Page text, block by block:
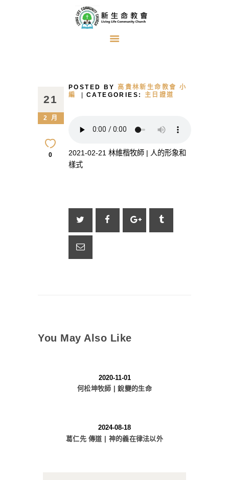
牧者的話
主日證道
浸禮見證
21
2 月
0
POSTED BY 高貴林新生命教會 小
編
CATEGORIES: 主日證道
2021-02-21 林維楷牧師 | 人的形象和
樣式
You May Also Like
2020-11-01
何松坤牧師 | 銳變的生命
2024-08-18
葛仁先 傳道 | 神的義在律法以外